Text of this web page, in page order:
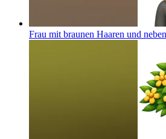
Frau mit braunen Haaren und